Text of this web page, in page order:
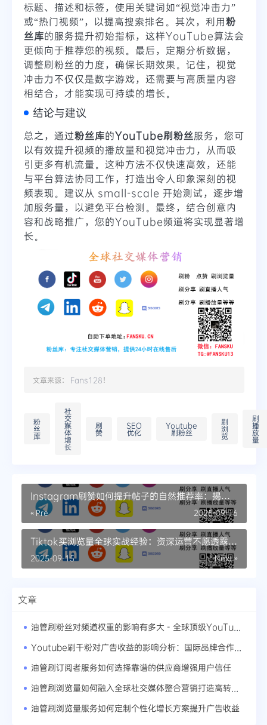
标题、描述和标签，使用关键词如“视觉冲击力”
或“热门视频”，以提高搜索排名。其次，利用粉
丝库的服务提升初始指标，这样YouTube算法会
更倾向于推荐您的视频。最后，定期分析数据，
调整刷粉丝的力度，确保长期效果。记住，视觉
冲击力不仅仅是数字游戏，还需要与高质量内容
相结合，才能实现可持续的增长。
结论与建议
总之，通过粉丝库的YouTube刷粉丝服务，您可
以有效提升视频的播放量和视觉冲击力，从而吸
引更多有机流量。这种方法不仅快速高效，还能
与平台算法协同工作，打造出令人印象深刻的视
频表现。建议从 small-scale 开始测试，逐步增
加服务量，以避免平台检测。最终，结合创意内
容和战略推广，您的YouTube频道将实现显著增
长。
文章来源： Fans128！
粉
丝
库
社
交
媒
体
增
长
刷
赞
SEO
优化
Youtube
刷粉丝
刷
浏
览
刷
播
放
量
Instagram刷赞如何提升帖子的自然推荐率：揭秘
算法偏爱的内容策略
« Pre 2025-09-16
Tiktok买浏览量全球实战经验：资深运营不愿透露的
流量密码
Next »
2025-09-15
文章
油管刷订阅者服务如何选择靠谱的供应商增强用户信任
油管刷浏览量服务如何定制个性化增长方案提升广告收益